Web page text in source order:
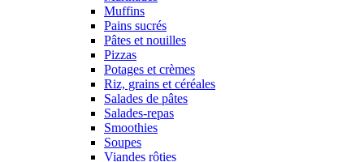
Muffins
Pains sucrés
Pâtes et nouilles
Pizzas
Potages et crèmes
Riz, grains et céréales
Salades de pâtes
Salades-repas
Smoothies
Soupes
Viandes rôties